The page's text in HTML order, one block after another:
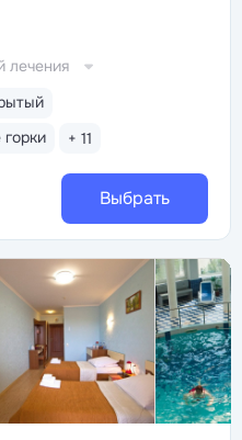
+ 11
лечения
Выбрать